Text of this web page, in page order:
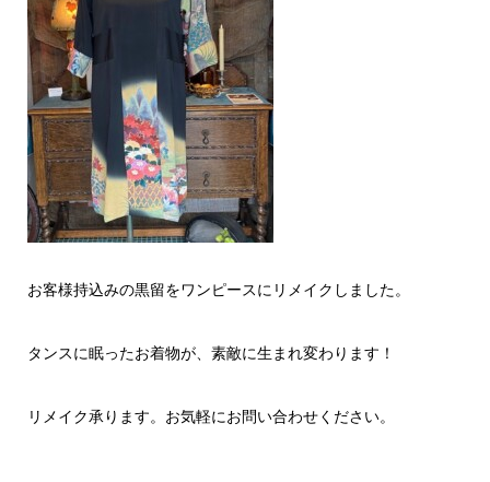
お客様持込みの黒留をワンピースにリメイクしました。
タンスに眠ったお着物が、素敵に生まれ変わります！
リメイク承ります。お気軽にお問い合わせください。